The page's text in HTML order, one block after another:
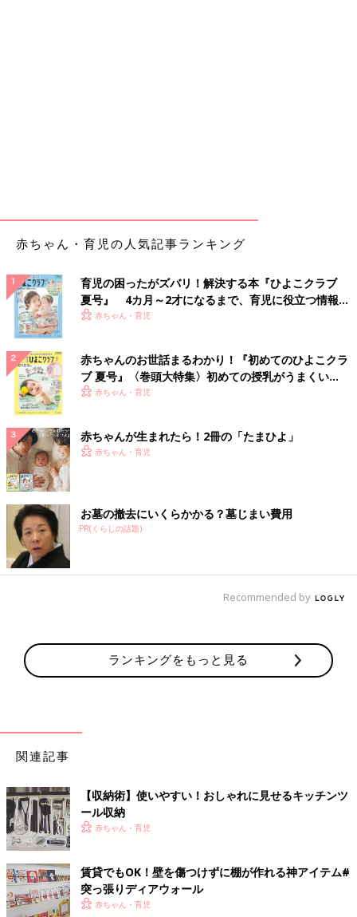
@arkmyc_gramがシェアした投稿 - 2017 10月 26 12:13午前 PDT
こちらはキッチン用のパンチングボードをカットした際に出た、
端材を利用してつくったもの。
＜つくりかた＞
①パンチングボード（端材）を好きな大きさにカット。
②①の側面のみヤスリがけして塗装。
③壁とボードの間に隙間をつくるため、裏に角材を貼り、角材に
ホームセンターで購入した受け金具を取り付ける。
車のおもちゃをディスプレイして収納！
赤ちゃん・育児の人気記事ランキング
育児の困ったがズバリ！解決する本『ひよこクラブ
夏号』 4カ月～2才になるまで、育児に役立つ情報が
いっぱい！
赤ちゃん・育児
赤ちゃんのお世話まるわかり！『初めてのひよこクラ
ブ 夏号』〈巻頭大特集〉初めての授乳がうまくい
く！ おっぱい・ミルクの基本と夏のトラブル 解決テ
赤ちゃん・育児
赤ちゃんが生まれたら！2冊の「たまひよ」
赤ちゃん・育児
お墓の撤去にいくらかかる？墓じまい費用
PR(くらしの話題)
Recommended by
ランキングをもっと見る
関連記事
【収納術】使いやすい！おしゃれに見せるキッチンツ
ール収納
赤ちゃん・育児
賃貸でもOK！壁を傷つけずに棚が作れる神アイテム#
突っ張りディアウォール
赤ちゃん・育児